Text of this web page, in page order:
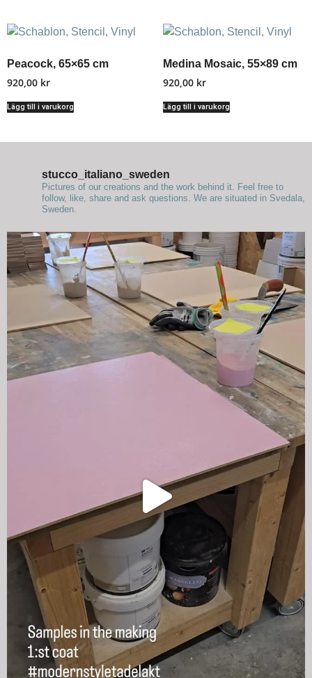
Peacock, 65×65 cm
920,00 kr
Lägg till i varukorg
Medina Mosaic, 55×89 cm
920,00 kr
Lägg till i varukorg
stucco_italiano_sweden
Pictures of our creations and the work behind it. Feel free to
follow, like, share and ask questions. We are situated in Svedala,
Sweden.